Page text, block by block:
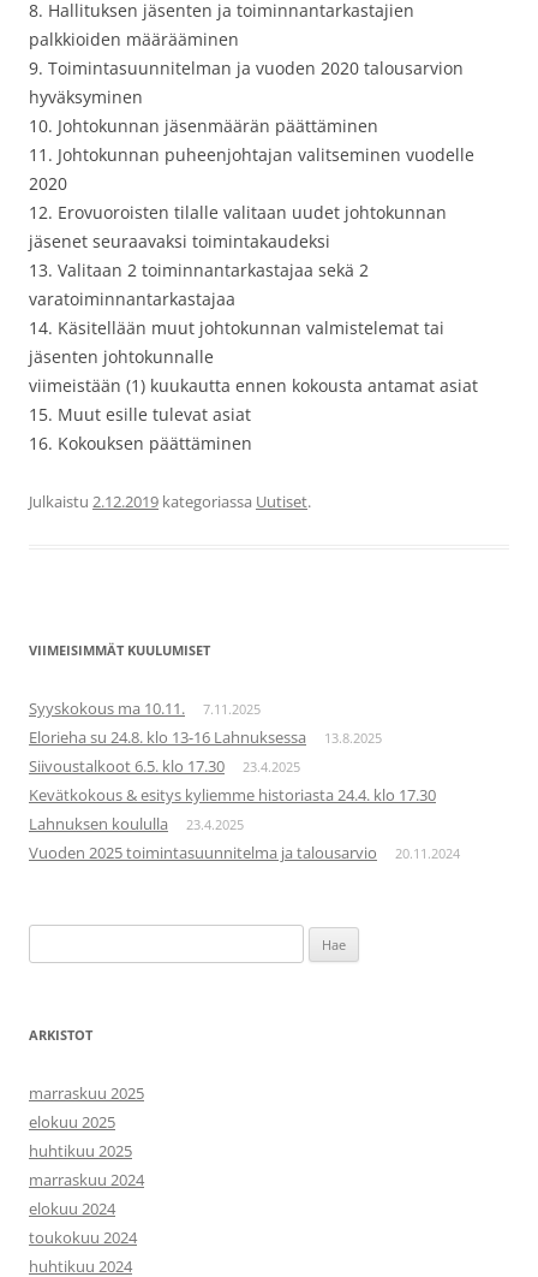
8. Hallituksen jäsenten ja toiminnantarkastajien
palkkioiden määrääminen
9. Toimintasuunnitelman ja vuoden 2020 talousarvion
hyväksyminen
10. Johtokunnan jäsenmäärän päättäminen
11. Johtokunnan puheenjohtajan valitseminen vuodelle
2020
12. Erovuoroisten tilalle valitaan uudet johtokunnan
jäsenet seuraavaksi toimintakaudeksi
13. Valitaan 2 toiminnantarkastajaa sekä 2
varatoiminnantarkastajaa
14. Käsitellään muut johtokunnan valmistelemat tai
jäsenten johtokunnalle
viimeistään (1) kuukautta ennen kokousta antamat asiat
15. Muut esille tulevat asiat
16. Kokouksen päättäminen
Julkaistu 2.12.2019 kategoriassa Uutiset.
VIIMEISIMMÄT KUULUMISET
Syyskokous ma 10.11. 7.11.2025
Elorieha su 24.8. klo 13-16 Lahnuksessa 13.8.2025
Siivoustalkoot 6.5. klo 17.30 23.4.2025
Kevätkokous & esitys kyliemme historiasta 24.4. klo 17.30
Lahnuksen koululla
23.4.2025
Vuoden 2025 toimintasuunnitelma ja talousarvio 20.11.2024
ARKISTOT
marraskuu 2025
elokuu 2025
huhtikuu 2025
marraskuu 2024
elokuu 2024
toukokuu 2024
huhtikuu 2024